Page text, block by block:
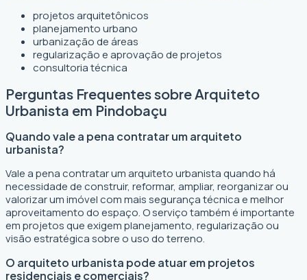
projetos arquitetônicos
planejamento urbano
urbanização de áreas
regularização e aprovação de projetos
consultoria técnica
Perguntas Frequentes sobre Arquiteto
Urbanista em Pindobaçu
Quando vale a pena contratar um arquiteto
urbanista?
Vale a pena contratar um arquiteto urbanista quando há
necessidade de construir, reformar, ampliar, reorganizar ou
valorizar um imóvel com mais segurança técnica e melhor
aproveitamento do espaço. O serviço também é importante
em projetos que exigem planejamento, regularização ou
visão estratégica sobre o uso do terreno.
O arquiteto urbanista pode atuar em projetos
residenciais e comerciais?